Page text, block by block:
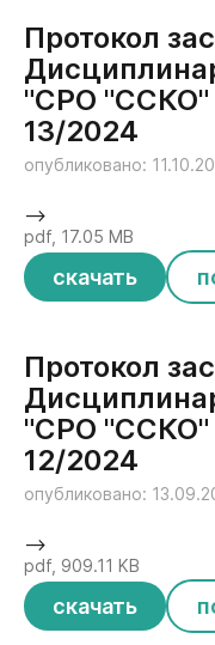
Протокол
"СРО "ССКО"
13/2024
опубликовано:
скачать
-->
pdf, 17.05 MB
Протокол
"СРО "ССКО"
12/2024
опубликовано:
скачать
-->
pdf, 909.11 KB